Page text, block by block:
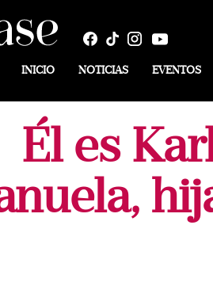
INICIO NOTICIAS EVENTOS
Él es